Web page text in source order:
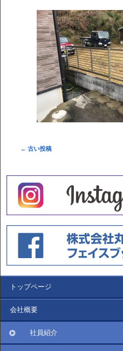
← 古い投稿
トップページ
会社概要
社員紹介